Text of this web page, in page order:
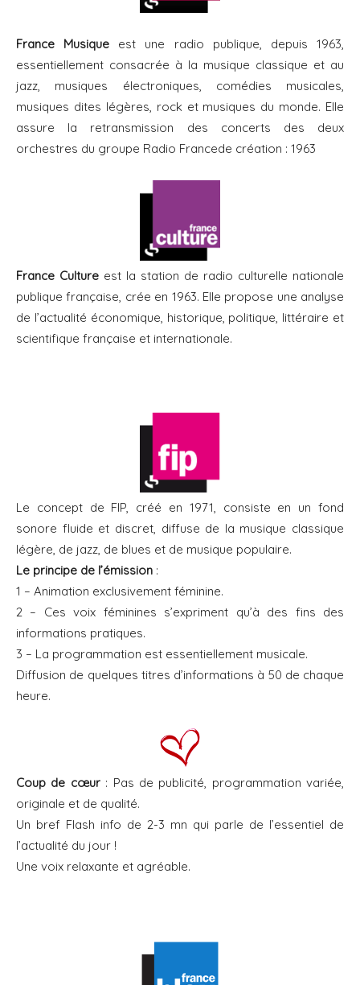
France Musique est une radio publique, depuis 1963,
essentiellement consacrée à la musique classique et au
jazz, musiques électroniques, comédies musicales,
musiques dites légères, rock et musiques du monde. Elle
assure la retransmission des concerts des deux
orchestres du groupe Radio Francede création : 1963
France Culture est la station de radio culturelle nationale
publique française, crée en 1963. Elle propose une analyse
de l’actualité économique, historique, politique, littéraire et
scientifique française et internationale.
Le concept de FIP, créé en 1971, consiste en un fond
sonore fluide et discret, diffuse de la musique classique
légère, de jazz, de blues et de musique populaire.
Le principe de l’émission :
1 – Animation exclusivement féminine.
2 – Ces voix féminines s’expriment qu’à des fins des
informations pratiques.
3 – La programmation est essentiellement musicale.
Diffusion de quelques titres d’informations à 50 de chaque
heure.
Coup de cœur: Pas de publicité, programmation variée,
originale et de qualité.
Un bref Flash info de 2-3 mn qui parle de l’essentiel de
l’actualité du jour !
Une voix relaxante et agréable.